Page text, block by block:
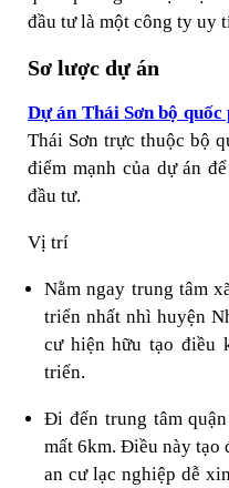
đầu tư là một công ty uy
Sơ lược dự án
Dự án Thái Sơn bộ quốc
Thái Sơn trực thuộc bộ
điểm mạnh của dự án
đầu tư.
Vị trí
Nằm ngay trung tâm
triển nhất nhì huyện
cư hiện hữu tạo điều
triển.
Đi đến trung tâm
mất 6km. Điều này tạo
an cư lạc nghiệp dễ